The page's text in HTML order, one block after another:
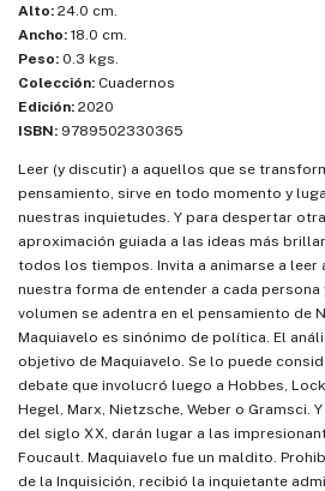
Alto: 24.0 cm.
Ancho: 18.0 cm.
Peso: 0.3 kgs.
Colección: Cuadernos
Edición: 2020
ISBN: 9789502330365
Leer (y discutir) a aquellos que se
pensamiento, sirve en todo momento y
nuestras inquietudes. Y para despertar
aproximación guiada a las ideas más
todos los tiempos. Invita a animarse a
nuestra forma de entender a cada
volumen se adentra en el pensamiento de
Maquiavelo es sinónimo de política. El
objetivo de Maquiavelo. Se lo puede
debate que involucró luego a Hobbes,
Hegel, Marx, Nietzsche, Weber o Gramsci.
del siglo XX, darán lugar a las
Foucault. Maquiavelo fue un maldito.
de la Inquisición, recibió la inquietante